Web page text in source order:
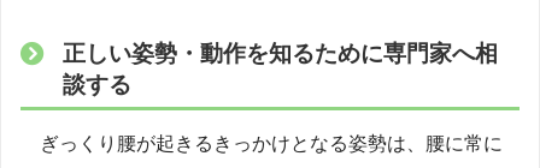
正しい姿勢・動作を知るために専門家へ相
談する
ぎっくり腰が起きるきっかけとなる姿勢は、腰に常に